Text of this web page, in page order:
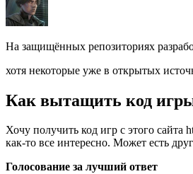
На защищённых репозиториях
хотя некоторые уже в открытых
Как вытащить код
Хочу получить код игр с этого сайта
как-то все интересно. Может есть
Голосование за лучший ответ